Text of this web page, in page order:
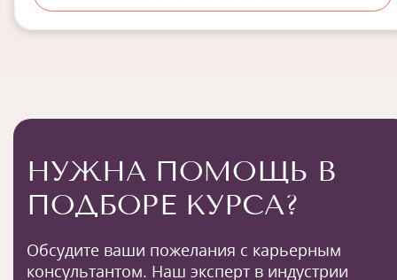
НУЖНА ПОМОЩЬ В
ПОДБОРЕ КУРСА?
Обсудите ваши пожелания с карьерным
консультантом. Наш эксперт в индустрии